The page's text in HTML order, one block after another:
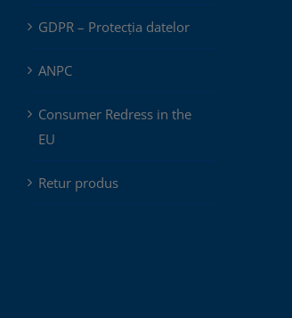
GDPR – Protecția datelor
ANPC
Consumer Redress in the
EU
Retur produs